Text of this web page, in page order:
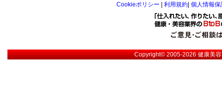
Cookieポリシー
利用規約 個人情報
Copyright© 2005-2026健康美